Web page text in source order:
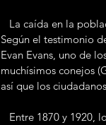
Según el testimonio
Evan Evans, uno de
muchísimos conejos
así que los